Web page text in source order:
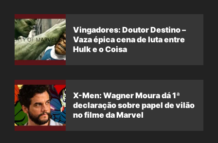
Vingadores: Doutor Destino –
Vaza épica cena de luta entre
Hulk e o Coisa
X-Men: Wagner Moura dá 1ª
declaração sobre papel de vilão
no filme da Marvel